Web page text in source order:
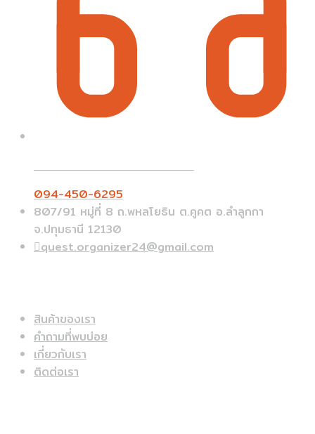
094-450-6295
807/91 หมู่ที่ 8 ถ.พหลโยธิน ต.คูคต อ.ลำลูกกา
จ.ปทุมธานี 12130
quest.organizer24@gmail.com
สินค้าของเรา
คำถามที่พบบ่อย
เกี่ยวกับเรา
ติดต่อเรา